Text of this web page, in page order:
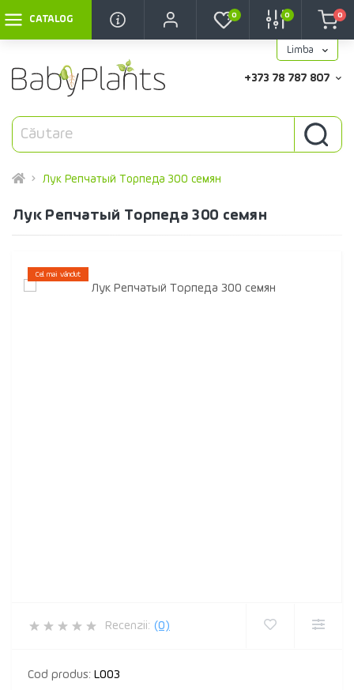
CATALOG
Limba
0 0 0
+373 78 787 807
Лук Репчатый Торпеда 300 семян
Лук Репчатый Торпеда 300 семян
Cel mai vândut
Recenzii: (0)
Cod produs: L003